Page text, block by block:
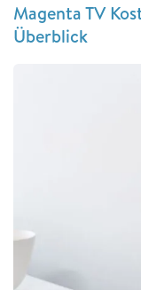
Magenta TV
Überblick